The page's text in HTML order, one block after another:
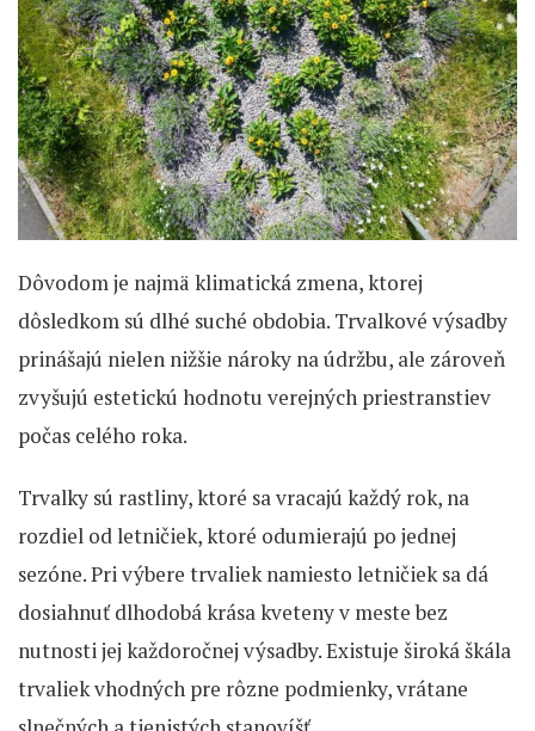
Dôvodom je najmä klimatická zmena, ktorej
dôsledkom sú dlhé suché obdobia. Trvalkové výsadby
prinášajú nielen nižšie nároky na údržbu, ale zároveň
zvyšujú estetickú hodnotu verejných priestranstiev
počas celého roka.
Trvalky sú rastliny, ktoré sa vracajú každý rok, na
rozdiel od letničiek, ktoré odumierajú po jednej
sezóne. Pri výbere trvaliek namiesto letničiek sa dá
dosiahnuť dlhodobá krása kveteny v meste bez
nutnosti jej každoročnej výsadby. Existuje široká škála
trvaliek vhodných pre rôzne podmienky, vrátane